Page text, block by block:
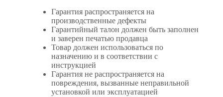
Гарантия распространяется на
производственные дефекты
Гарантийный талон должен быть заполнен
и заверен печатью продавца
Товар должен использоваться по
назначению и в соответствии с
инструкцией
Гарантия не распространяется на
повреждения, вызванные неправильной
установкой или эксплуатацией